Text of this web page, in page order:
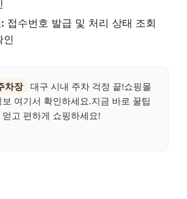
접수번호 발급 및 처리 상태 조회
인
차장
대구 시내 주차 걱정 끝!쇼핑몰
여기서 확인하세요.지금 바로 꿀팁
얻고 편하게 쇼핑하세요!